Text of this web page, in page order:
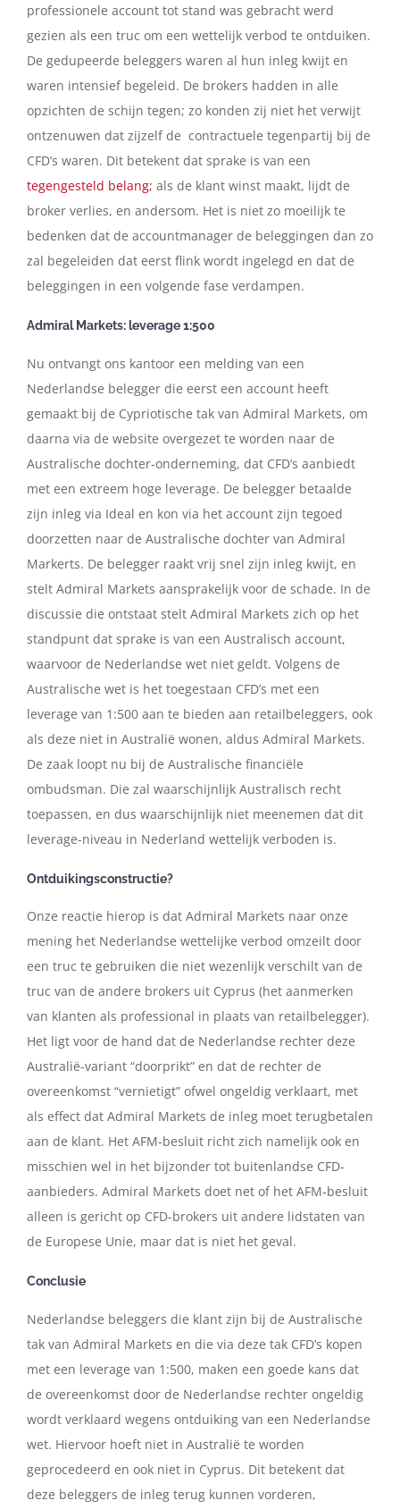
professionele account tot stand was gebracht werd
gezien als een truc om een wettelijk verbod te ontduiken.
De gedupeerde beleggers waren al hun inleg kwijt en
waren intensief begeleid. De brokers hadden in alle
opzichten de schijn tegen; zo konden zij niet het verwijt
ontzenuwen dat zijzelf de contractuele tegenpartij bij de
CFD’s waren. Dit betekent dat sprake is van een
tegengesteld belang; als de klant winst maakt, lijdt de
broker verlies, en andersom. Het is niet zo moeilijk te
bedenken dat de accountmanager de beleggingen dan zo
zal begeleiden dat eerst flink wordt ingelegd en dat de
beleggingen in een volgende fase verdampen.
Admiral Markets: leverage 1:500
Nu ontvangt ons kantoor een melding van een
Nederlandse belegger die eerst een account heeft
gemaakt bij de Cypriotische tak van Admiral Markets, om
daarna via de website overgezet te worden naar de
Australische dochter-onderneming, dat CFD’s aanbiedt
met een extreem hoge leverage. De belegger betaalde
zijn inleg via Ideal en kon via het account zijn tegoed
doorzetten naar de Australische dochter van Admiral
Markerts. De belegger raakt vrij snel zijn inleg kwijt, en
stelt Admiral Markets aansprakelijk voor de schade. In de
discussie die ontstaat stelt Admiral Markets zich op het
standpunt dat sprake is van een Australisch account,
waarvoor de Nederlandse wet niet geldt. Volgens de
Australische wet is het toegestaan CFD’s met een
leverage van 1:500 aan te bieden aan retailbeleggers, ook
als deze niet in Australië wonen, aldus Admiral Markets.
De zaak loopt nu bij de Australische financiële
ombudsman. Die zal waarschijnlijk Australisch recht
toepassen, en dus waarschijnlijk niet meenemen dat dit
leverage-niveau in Nederland wettelijk verboden is.
Ontduikingsconstructie?
Onze reactie hierop is dat Admiral Markets naar onze
mening het Nederlandse wettelijke verbod omzeilt door
een truc te gebruiken die niet wezenlijk verschilt van de
truc van de andere brokers uit Cyprus (het aanmerken
van klanten als professional in plaats van retailbelegger).
Het ligt voor de hand dat de Nederlandse rechter deze
Australië-variant “doorprikt” en dat de rechter de
overeenkomst “vernietigt” ofwel ongeldig verklaart, met
als effect dat Admiral Markets de inleg moet terugbetalen
aan de klant. Het AFM-besluit richt zich namelijk ook en
misschien wel in het bijzonder tot buitenlandse CFD-
aanbieders. Admiral Markets doet net of het AFM-besluit
alleen is gericht op CFD-brokers uit andere lidstaten van
de Europese Unie, maar dat is niet het geval.
Conclusie
Nederlandse beleggers die klant zijn bij de Australische
tak van Admiral Markets en die via deze tak CFD’s kopen
met een leverage van 1:500, maken een goede kans dat
de overeenkomst door de Nederlandse rechter ongeldig
wordt verklaard wegens ontduiking van een Nederlandse
wet. Hiervoor hoeft niet in Australië te worden
geprocedeerd en ook niet in Cyprus. Dit betekent dat
deze beleggers de inleg terug kunnen vorderen,